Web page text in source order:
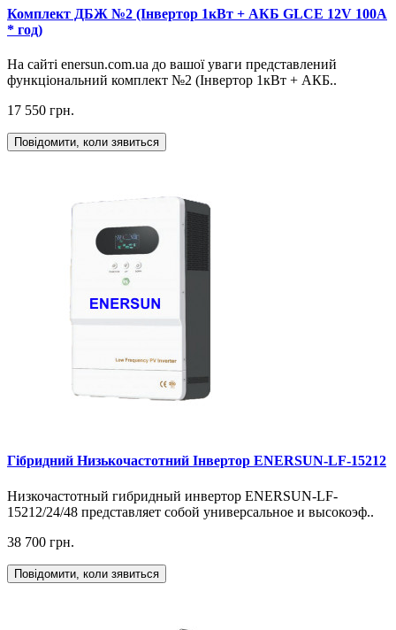
Комплект ДБЖ №2 (Інвертор 1кВт + АКБ GLCE 12V 100А
* год)
На сайті enersun.com.ua до вашої уваги представлений
функціональний комплект №2 (Інвертор 1кВт + АКБ..
17 550 грн.
Повідомити, коли зявиться
Гібридний Низькочастотний Інвертор ENERSUN-LF-15212
Низкочастотный гибридный инвертор ENERSUN-LF-
15212/24/48 представляет собой универсальное и высокоэф..
38 700 грн.
Повідомити, коли зявиться